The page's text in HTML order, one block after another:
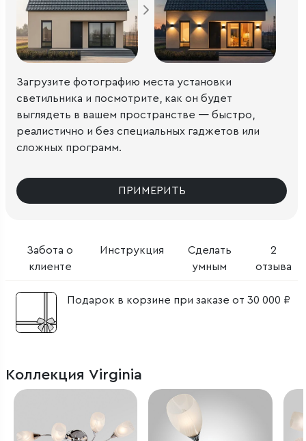
Забота о
клиенте
Инструкция
Сделать
умным
2
отзыва
Подарок в корзине при заказе от 30 000 ₽
Загрузите фотографию места установки
светильника и посмотрите, как он будет
выглядеть в вашем пространстве — быстро,
реалистично и без специальных гаджетов или
сложных программ.
ПРИМЕРИТЬ
Коллекция Virginia